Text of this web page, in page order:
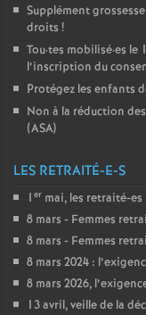
Supplément
droits !
Tou·tes mobilisé·es le
l’inscription du
Protégez les enfants
Non à la réduction
(ASA)
LES RETRAITÉ-E-S
1 er mai, les retraité-
8 mars - Femmes
8 mars - Femmes
8 mars 2024 :
8 mars 2026,
13 avril, veille de la